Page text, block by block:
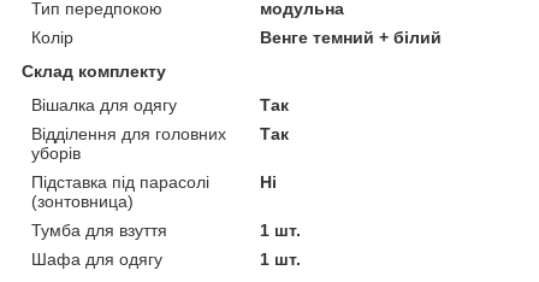
Тип передпокою
модульна
Колір
Венге темний + білий
Склад комплекту
Вішалка для одягу
Так
Відділення для головних
уборів
Так
Підставка під парасолі
(зонтовница)
Ні
Тумба для взуття
1 шт.
Шафа для одягу
1 шт.